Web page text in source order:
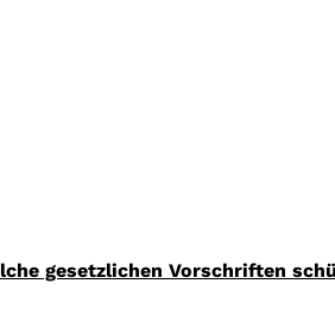
gesetzlichen Vorschriften